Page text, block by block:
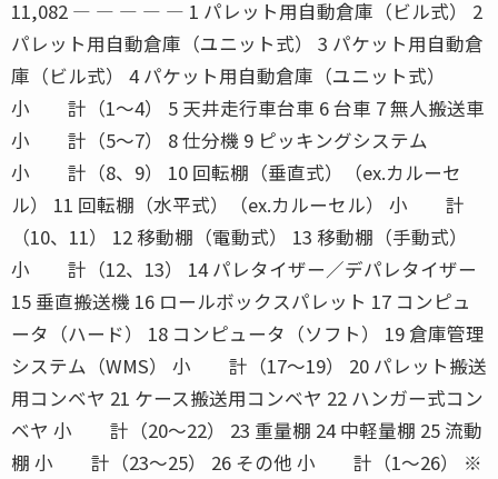
11,082 ― ― ― ― ― 1 パレット用自動倉庫（ビル式） 2
パレット用自動倉庫（ユニット式） 3 パケット用自動倉
庫（ビル式） 4 パケット用自動倉庫（ユニット式）
小 計（1〜4） 5 天井走行車台車 6 台車 7 無人搬送車
小 計（5〜7） 8 仕分機 9 ピッキングシステム
小 計（8、9） 10 回転棚（垂直式）（ex.カルーセ
ル） 11 回転棚（水平式）（ex.カルーセル） 小 計
（10、11） 12 移動棚（電動式） 13 移動棚（手動式）
小 計（12、13） 14 パレタイザー／デパレタイザー
15 垂直搬送機 16 ロールボックスパレット 17 コンピュ
ータ（ハード） 18 コンピュータ（ソフト） 19 倉庫管理
システム（WMS） 小 計（17〜19） 20 パレット搬送
用コンベヤ 21 ケース搬送用コンベヤ 22 ハンガー式コン
ベヤ 小 計（20〜22） 23 重量棚 24 中軽量棚 25 流動
棚 小 計（23〜25） 26 その他 小 計（1〜26） ※